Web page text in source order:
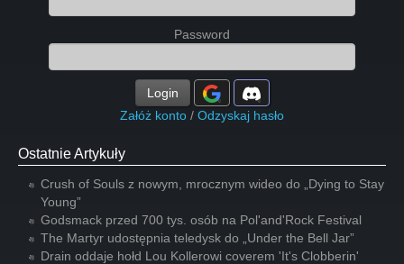
Password
Login
Załóż konto / Odzyskaj hasło
Ostatnie Artykuły
Crush of Souls z nowym, mrocznym wideo do „Dying to Stay
Young”
Godsmack przed 700 tys. osób na Pol'and'Rock Festival
The Martyr udostępnia teledysk do „Under the Bell Jar”
Drain oddaje hołd Lou Kollerowi coverem 'It's Clobberin'